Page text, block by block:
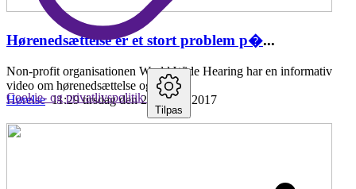
Hørenedsættelse er et stort problem p�...
Non-profit organisationen World Wide Hearing har en informativ
video om hørenedsættelse og fordele
Hørelse 11:29 tirsdag den 25. april , 2017
Cookie- og privatlivspolitik
Tilpas